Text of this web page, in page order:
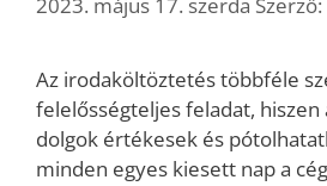
Az irodaköltöztetés többféle
felelősségteljes feladat, hiszen
dolgok értékesek és
minden egyes kiesett nap a